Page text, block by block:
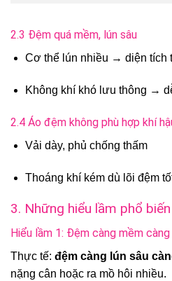
2.3 Đệm quá mềm, lún sâu
Cơ thể lún nhiều → diện tích
Không khí khó lưu thông →
2.4 Áo đệm không phù hợp khí
Vải dày, phủ chống thấm
Thoáng khí kém dù lõi đệm
3. Những hiểu lầm phổ
Hiểu lầm 1: Đệm càng mềm
Thực tế: đệm càng lún sâu
nặng cân hoặc ra mồ hôi nhiều.